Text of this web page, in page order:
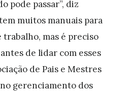
pode passar”, diz
muitos manuais para
trabalho, mas é preciso
de lidar com esses
de Pais e Mestres
gerenciamento dos